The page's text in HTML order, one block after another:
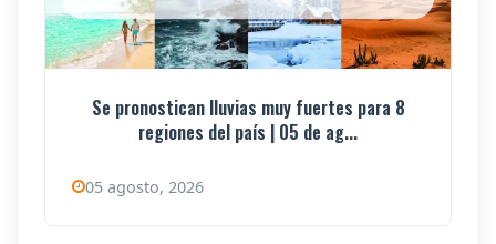
Se pronostican lluvias muy fuertes para 8
regiones del país | 05 de ag...
05 agosto, 2026